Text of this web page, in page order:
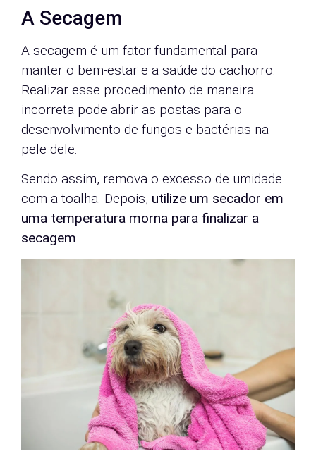
A Secagem
A secagem é um fator fundamental para
manter o bem-estar e a saúde do cachorro.
Realizar esse procedimento de maneira
incorreta pode abrir as postas para o
desenvolvimento de fungos e bactérias na
pele dele.
Sendo assim, remova o excesso de umidade
com a toalha. Depois, utilize um secador em
uma temperatura morna para finalizar a
secagem.